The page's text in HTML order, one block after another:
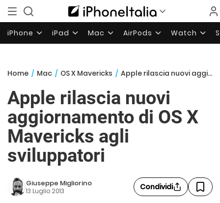
iPhone iPad Mac AirPods Watch
Home / Mac / OS X Mavericks / Apple rilascia nuovi aggiornamento di OS X Mavericks agli sviluppatori
Apple rilascia nuovi
aggiornamento di OS X
Mavericks agli
sviluppatori
Giuseppe Migliorino
13 Luglio 2013 Condividi